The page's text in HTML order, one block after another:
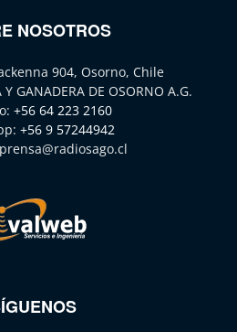
NOSOTROS
904, Osorno, Chile
Y GANADERA DE OSORNO A.G.
+56 64 223 2160
+56 9 57244942
prensa@radiosago.cl